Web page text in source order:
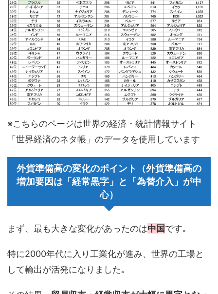
※こちらのページは世界の経済・統計情報サイト
「世界経済のネタ帳」のデータを使用しています
外貨準備高の変化のポイント（外貨準備高の
増加要因は「経常黒字」と「為替介入」が中
心）
まず、最も大きな変化があったのは中国です｡
特に2000年代に入り工業化が進み、世界の工場と
して輸出が活発になりました｡